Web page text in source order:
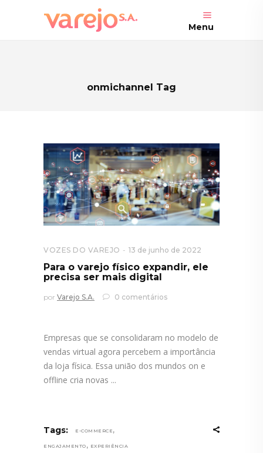
Menu
onmichannel Tag
VOZES DO VAREJO 13 de junho de 2022
Para o varejo físico expandir, ele
precisa ser mais digital
por Varejo S.A. 0 comentários
Empresas que se consolidaram no modelo de
vendas virtual agora percebem a importância
da loja física. Essa união dos mundos on e
offline cria novas
Tags: E-COMMERCE ,
ENGAJAMENTO , EXPERIÊNCIA